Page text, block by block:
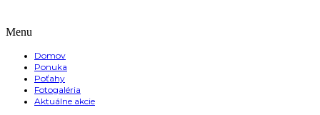
Menu
Domov
Ponuka
Poťahy
Fotogaléria
Aktuálne akcie